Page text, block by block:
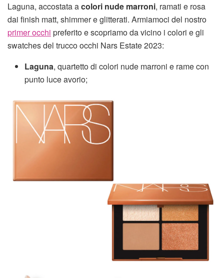
Laguna, accostata acolori nude marroni, ramati e rosa
dai finish matt, shimmer e glitterati. Armiamoci del nostro
primer occhi preferito e scopriamo da vicino i colori e gli
swatches del trucco occhi Nars Estate 2023:
Laguna, quartetto di colori nude marroni e rame con
punto luce avorio;